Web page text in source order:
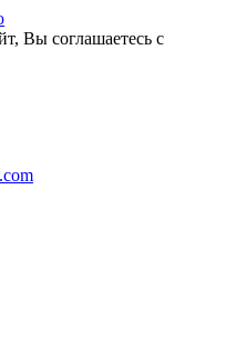
Вы соглашаетесь с